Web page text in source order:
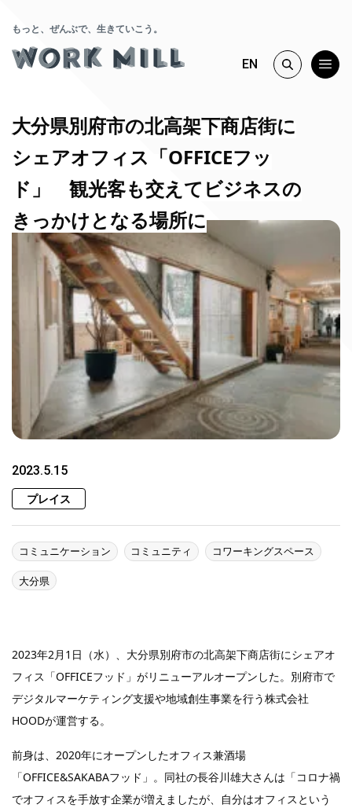
もっと、ぜんぶで、生きていこう。
EN
大分県別府市の北高架下商店街に
シェアオフィス「OFFICEフッ
ド」 観光客も交えてビジネスの
きっかけとなる場所に
2023.5.15
プレイス
コミュニケーション コミュニティ コワーキングスペース
大分県
2023年2月1日（水）、大分県別府市の北高架下商店街にシェアオ
フィス「OFFICEフッド」がリニューアルオープンした。別府市で
デジタルマーケティング支援や地域創生事業を行う株式会社
HOODが運営する。
前身は、2020年にオープンしたオフィス兼酒場
「OFFICE&SAKABAフッド」。同社の長谷川雄大さんは「コロナ禍
でオフィスを手放す企業が増えましたが、自分はオフィスという